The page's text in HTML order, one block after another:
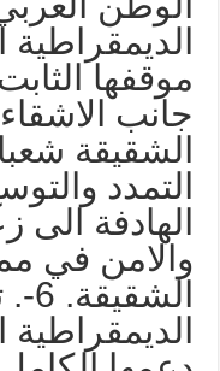
الثابت
الاشقاء
شعبا
والتوسع
الى
في